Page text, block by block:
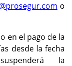
o
en el pago de la
desde la fecha
la